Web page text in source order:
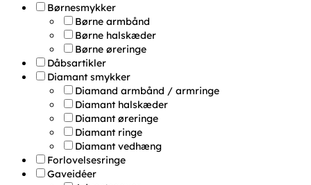
Børnesmykker
Børne armbånd
Børne halskæder
Børne øreringe
Dåbsartikler
Diamant smykker
Diamand armbånd / armringe
Diamant halskæder
Diamant øreringe
Diamant ringe
Diamant vedhæng
Forlovelsesringe
Gaveidéer